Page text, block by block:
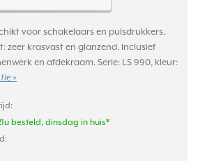
voor schakelaars en pulsdrukkers.
zeer krasvast en glanzend. Inclusief
en afdekraam. Serie: LS 990, kleur:
»
besteld, dinsdag in huis*